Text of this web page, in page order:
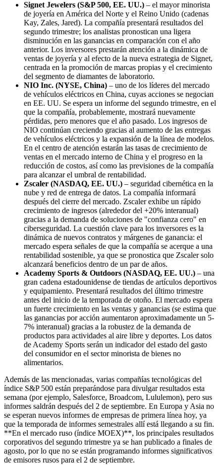
Signet Jewelers (S&P 500, EE. UU.) – el mayor minorista
de joyería en América del Norte y el Reino Unido (cadenas
Kay, Zales, Jared). La compañía presentará resultados del
segundo trimestre; los analistas pronostican una ligera
disminución en las ganancias en comparación con el año
anterior. Los inversores prestarán atención a la dinámica de
ventas de joyería y al efecto de la nueva estrategia de Signet,
centrada en la promoción de marcas propias y el crecimiento
del segmento de diamantes de laboratorio.
NIO Inc. (NYSE, China) – uno de los líderes del mercado
de vehículos eléctricos en China, cuyas acciones se negocian
en EE. UU. Se espera un informe del segundo trimestre, en el
que la compañía, probablemente, mostrará nuevamente
pérdidas, pero menores que el año pasado. Los ingresos de
NIO continúan creciendo gracias al aumento de las entregas
de vehículos eléctricos y la expansión de la línea de modelos.
En el centro de atención estarán las tasas de crecimiento de
ventas en el mercado interno de China y el progreso en la
reducción de costos, así como las previsiones de la compañía
para alcanzar el umbral de rentabilidad.
Zscaler (NASDAQ, EE. UU.) – seguridad cibernética en la
nube y red de entrega de datos. La compañía informará
después del cierre del mercado. Zscaler exhibe un rápido
crecimiento de ingresos (alrededor del +20% interanual)
gracias a la demanda de soluciones de "confianza cero" en
ciberseguridad. La cuestión clave para los inversores es la
dinámica de nuevos contratos y márgenes de ganancia: el
mercado espera señales de que la compañía se acerque a una
rentabilidad sostenible, ya que se pronostica que Zscaler solo
alcanzará beneficios dentro de un par de años.
Academy Sports & Outdoors (NASDAQ, EE. UU.) – una
gran cadena estadounidense de tiendas de artículos deportivos
y equipamiento. Presentará resultados del último trimestre
antes del inicio de la temporada de otoño. El mercado espera
un fuerte crecimiento en las ventas y ganancias (se estima que
las ganancias por acción aumentaron aproximadamente un 5-
7% interanual) gracias a la robustez de la demanda de
productos para actividades al aire libre y deportes. Los datos
de Academy Sports serán un indicador del estado del gasto
del consumidor en el sector minorista de bienes no
alimentarios.
Además de las mencionadas, varias compañías tecnológicas del
índice S&P 500 están preparándose para divulgar resultados esta
semana (por ejemplo, Salesforce, Broadcom, Lululemon), pero sus
informes saldrán después del 2 de septiembre. En Europa y Asia no
se esperan nuevos informes de empresas de primera línea hoy, ya
que la temporada de informes semestrales allí está llegando a su fin.
**En el mercado ruso (índice MOEX)**, los principales resultados
corporativos del segundo trimestre ya se han publicado a finales de
agosto, por lo que no se están programando informes significativos
de emisores rusos para el 2 de septiembre.